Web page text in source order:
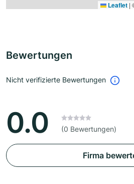
Leaflet |
Bewertungen
Nicht verifizierte Bewertungen
0.0 (0 Bewertungen)
Firma